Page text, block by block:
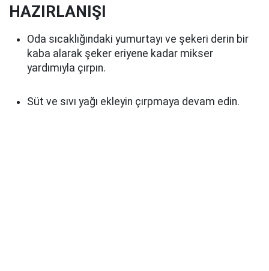
HAZIRLANIŞI
Oda sıcaklığındaki yumurtayı ve şekeri derin bir
kaba alarak şeker eriyene kadar mikser
yardımıyla çırpın.
Süt ve sıvı yağı ekleyin çırpmaya devam edin.